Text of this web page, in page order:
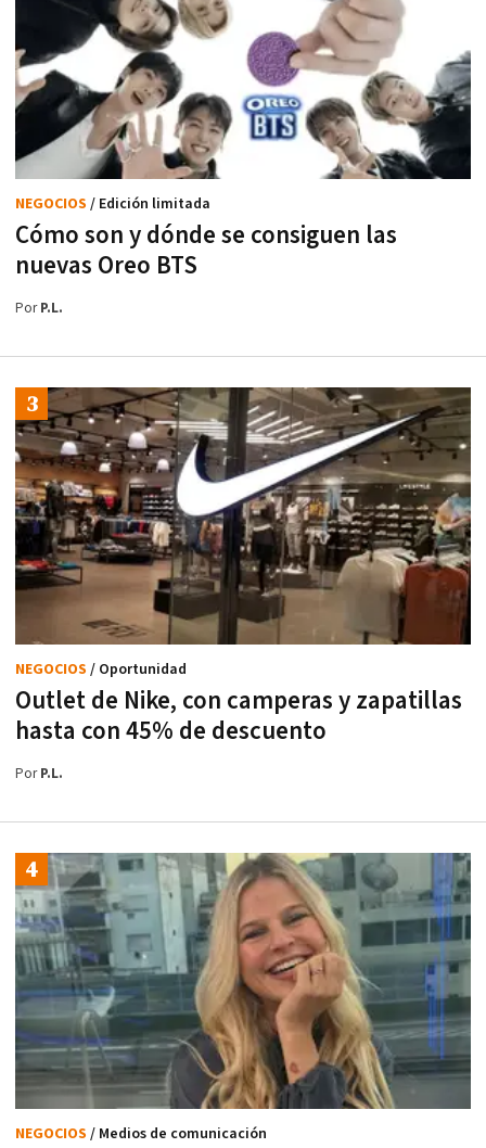
Cómo son y dónde se consiguen las
nuevas Oreo BTS
NEGOCIOS / Edición limitada
PorP.L.
Outlet de Nike, con camperas y zapatillas
hasta con 45% de descuento
NEGOCIOS / Oportunidad
PorP.L.
NEGOCIOS / Medios de comunicación